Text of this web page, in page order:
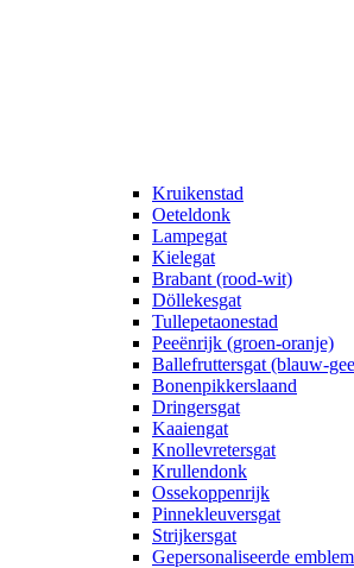
Kruikenstad
Oeteldonk
Lampegat
Kielegat
Brabant (rood-wit)
Döllekesgat
Tullepetaonestad
Peeënrijk (groen-oranje)
Ballefruttersgat (blauw-
Bonenpikkerslaand
Dringersgat
Kaaiengat
Knollevretersgat
Krullendonk
Ossekoppenrijk
Pinnekleuversgat
Strijkersgat
Gepersonaliseerde